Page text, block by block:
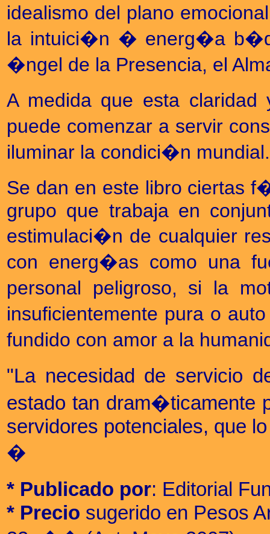
idealismo del plano
la intuici�n � energ�a
�ngel de la Presencia, el
A medida que esta
puede comenzar a servir
iluminar la condici�n mundial.
Se dan en este libro ciertas
grupo que trabaja en
estimulaci�n de cualquier
con energ�as como una
personal peligroso, si la
insuficientemente pura o
fundido con amor a la
"La necesidad de servicio
estado tan dram�ticamente
servidores potenciales, que
�
* Publicado por: Editorial
* Precio sugerido en Pesos